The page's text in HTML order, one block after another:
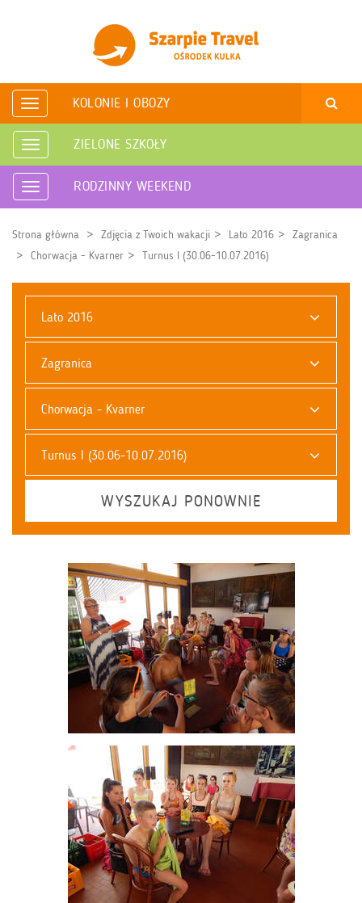
Rozwiń
nawigację
KOLONIE I OBOZY
Rozwiń
nawigację
ZIELONE SZKOŁY
Rozwiń
nawigację
RODZINNY WEEKEND
Strona główna Zdjęcia z Twoich wakacji Lato 2016
Zagranica
Chorwacja - Kvarner
Turnus I (30.06-10.07.2016)
Lato 2016
Zagranica
Chorwacja - Kvarner
Turnus I (30.06-10.07.2016)
WYSZUKAJ PONOWNIE